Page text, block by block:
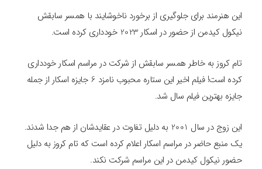
این هنرمند برای جلوگیری از برخورد ناخوشایند با همسر سابقش
نیکول کیدمن از حضور در اسکار 2023 خودداری کرده است.
تام کروز به خاطر همسر سابقش از شرکت در مراسم اسکار خودداری
کرده است! فیلم اخیر این ستاره محبوب نامزد 6 جایزه اسکار از جمله
جایزه بهترین فیلم سال شد.
این زوج در سال 2001 به دلیل تفاوت در عقایدشان از هم جدا شدند.
یک منبع حاضر در مراسم اسکار اعلام کرده است که تام کروز به دلیل
حضور نیکول کیدمن در این مراسم شرکت نکند.